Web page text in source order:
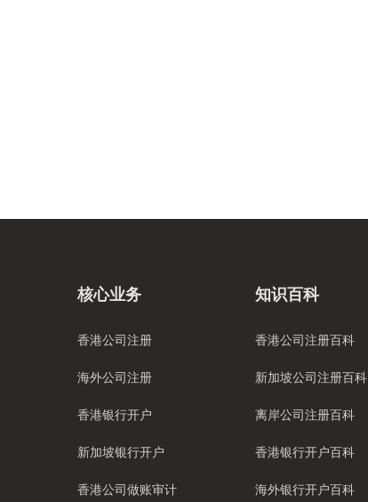
核心业务
香港公司注册
海外公司注册
香港银行开户
新加坡银行开户
香港公司做账审计
知识百科
香港公司注册百科
新加坡公司注册百科
离岸公司注册百科
香港银行开户百科
海外银行开户百科